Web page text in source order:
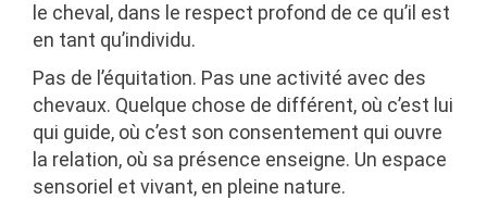
le cheval, dans le respect profond de ce qu’il est
en tant qu’individu.
Pas de l’équitation. Pas une activité avec des
chevaux. Quelque chose de différent, où c’est lui
qui guide, où c’est son consentement qui ouvre
la relation, où sa présence enseigne. Un espace
sensoriel et vivant, en pleine nature.